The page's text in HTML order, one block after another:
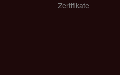
Zertifikate